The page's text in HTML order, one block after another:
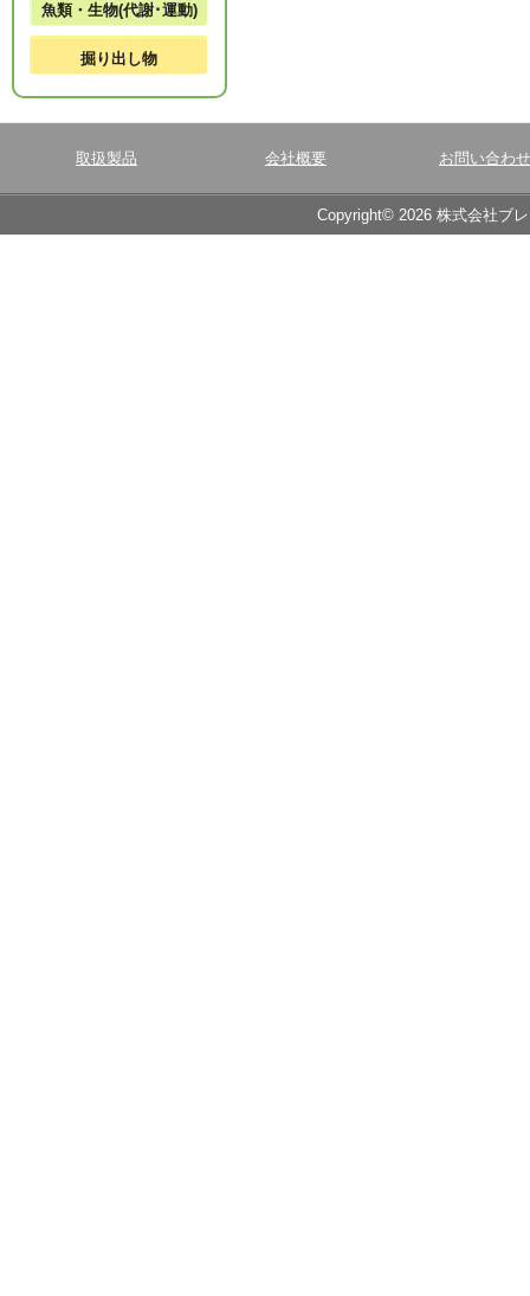
魚類・生物(代謝･運動)
掘り出し物
取扱製品 会社概要 お問い合わせ
Copyright© 2026 株式会社ブ